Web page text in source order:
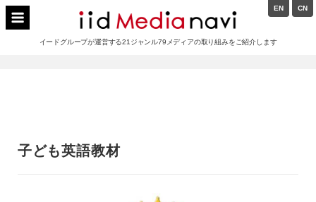
Skip
イードメディアナビ
イードグループが運営する21ジャンル79メディアの取り組みをご紹介します
EN CN
子ども英語教材